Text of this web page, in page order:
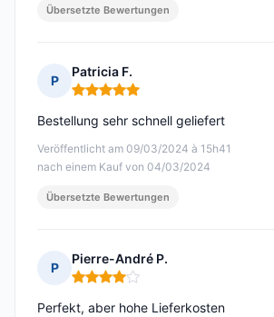
Übersetzte Bewertungen
P
Patricia F.
Hinweis: 5 von 5
Veröffentlicht am 09/03/2024 à 15h41
nach einem Kauf von 04/03/2024
Bestellung sehr schnell geliefert
Übersetzte Bewertungen
P
Pierre-André P.
Hinweis: 4 von 5
Perfekt, aber hohe Lieferkosten